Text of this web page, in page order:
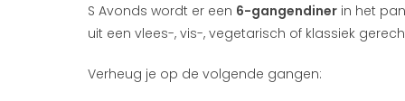
S Avonds wordt er een 6-gangendiner in het
uit een vlees-, vis-, vegetarisch of klassiek
Verheug je op de volgende gangen: